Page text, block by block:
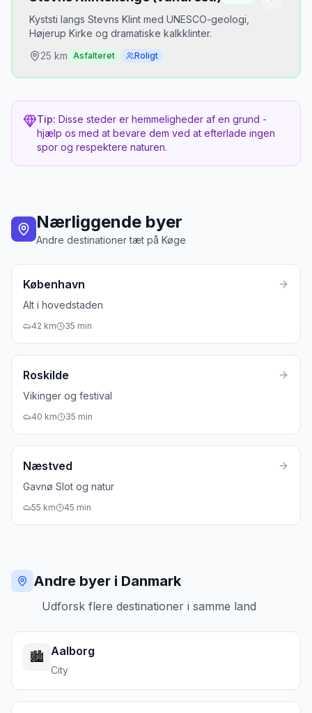
Forår for rhododendron, vinter for tåge over
voldgraven
Kyststi langs Stevns Klint med UNESCO-geologi,
Højerup Kirke og dramatiske kalkklinter.
25 km Asfalteret Roligt
overraskende tomt. 30 min fra Køge.
Bedste tidspunkt
Tip: Disse steder er hemmeligheder af en grund -
hjælp os med at bevare dem ved at efterlade ingen
spor og respektere naturen.
Nærliggende byer
Andre destinationer tæt på Køge
København
Alt i hovedstaden
42 km 35 min
Roskilde
Vikinger og festival
40 km 35 min
Næstved
Gavnø Slot og natur
55 km 45 min
Andre byer i Danmark
Udforsk flere destinationer i samme land
🏙️ Aalborg
City